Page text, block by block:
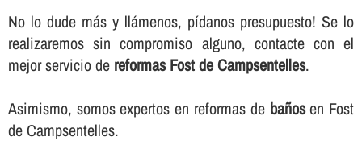
No lo dude más y llámenos, pí­danos presupuesto! Se lo
realizaremos sin compromiso alguno, contacte con el
mejor servicio de reformas Fost de Campsentelles.
Asimismo, somos expertos en reformas de bañosen Fost
de Campsentelles.